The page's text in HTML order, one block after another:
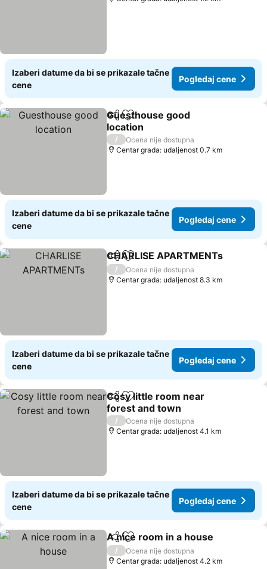
Izaberi datume da bi se prikazale tačne
cene
Pogledaj cene
Deli Dodati u favorite
Guesthouse good
location
Pogledaj cene
/
Ocena nije dostupna
Centar grada: udaljenost 0.7 km
Izaberi datume da bi se prikazale tačne
cene
Pogledaj cene
Deli Dodati u favorite
CHARLISE APARTMENTs
/
Ocena nije dostupna
Centar grada: udaljenost 8.3 km
Izaberi datume da bi se prikazale tačne
cene
Pogledaj cene
Deli Dodati u favorite
Cosy little room near
forest and town
Pogledaj cene
/
Ocena nije dostupna
Centar grada: udaljenost 4.1 km
Izaberi datume da bi se prikazale tačne
cene
Pogledaj cene
Deli Dodati u favorite
A nice room in a house
/
Ocena nije dostupna
Centar grada: udaljenost 4.2 km